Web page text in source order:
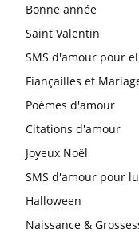
Bonne année
Saint Valentin
SMS d'amour pour
Fiançailles et
Poèmes d'amour
Citations d'amour
Joyeux Noël
SMS d'amour pour
Halloween
Naissance &